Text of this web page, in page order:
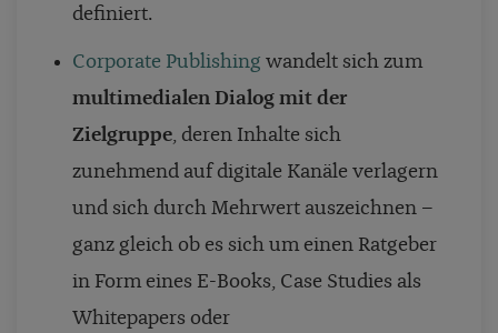
definiert.
Corporate Publishing wandelt sich zum
multimedialen Dialog mit der
Zielgruppe, deren Inhalte sich
zunehmend auf digitale Kanäle verlagern
und sich durch Mehrwert auszeichnen –
ganz gleich ob es sich um einen Ratgeber
in Form eines E-Books, Case Studies als
Whitepapers oder